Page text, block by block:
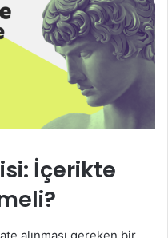
İçerikte